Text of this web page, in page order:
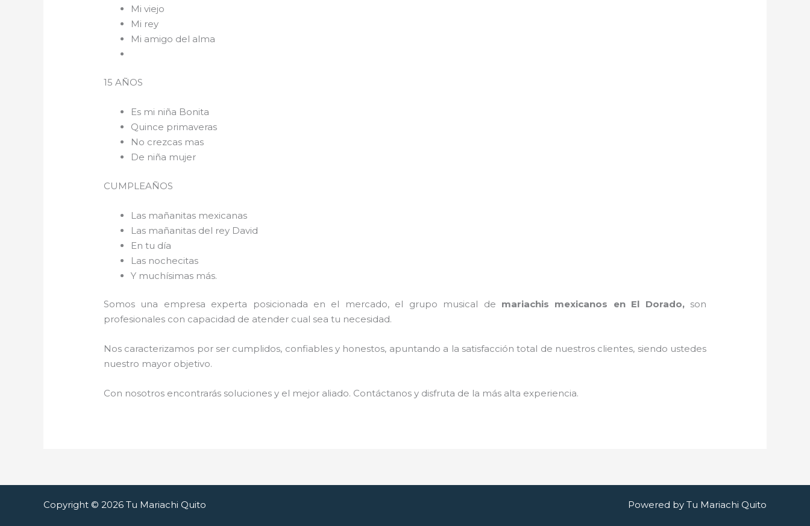
Mi viejo
Mi rey
Mi amigo del alma
15 AÑOS
Es mi niña Bonita
Quince primaveras
No crezcas mas
De niña mujer
CUMPLEAÑOS
Las mañanitas mexicanas
Las mañanitas del rey David
En tu día
Las nochecitas
Y muchísimas más.
Somos una empresa experta posicionada en el mercado, el grupo musical de mariachis mexicanos en El Dorado, son
profesionales con capacidad de atender cual sea tu necesidad.
Nos caracterizamos por ser cumplidos, confiables y honestos, apuntando a la satisfacción total de nuestros clientes, siendo ustedes
nuestro mayor objetivo.
Con nosotros encontrarás soluciones y el mejor aliado. Contáctanos y disfruta de la más alta experiencia.
Copyright © 2026 Tu Mariachi Quito Powered by Tu Mariachi Quito